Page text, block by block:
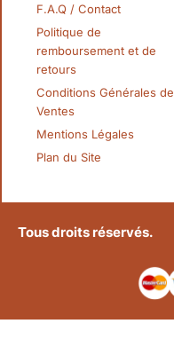
F.A.Q / Contact
Politique de
remboursement et de
retours
Conditions Générales de
Ventes
Mentions Légales
Plan du Site
Tous droits réservés.